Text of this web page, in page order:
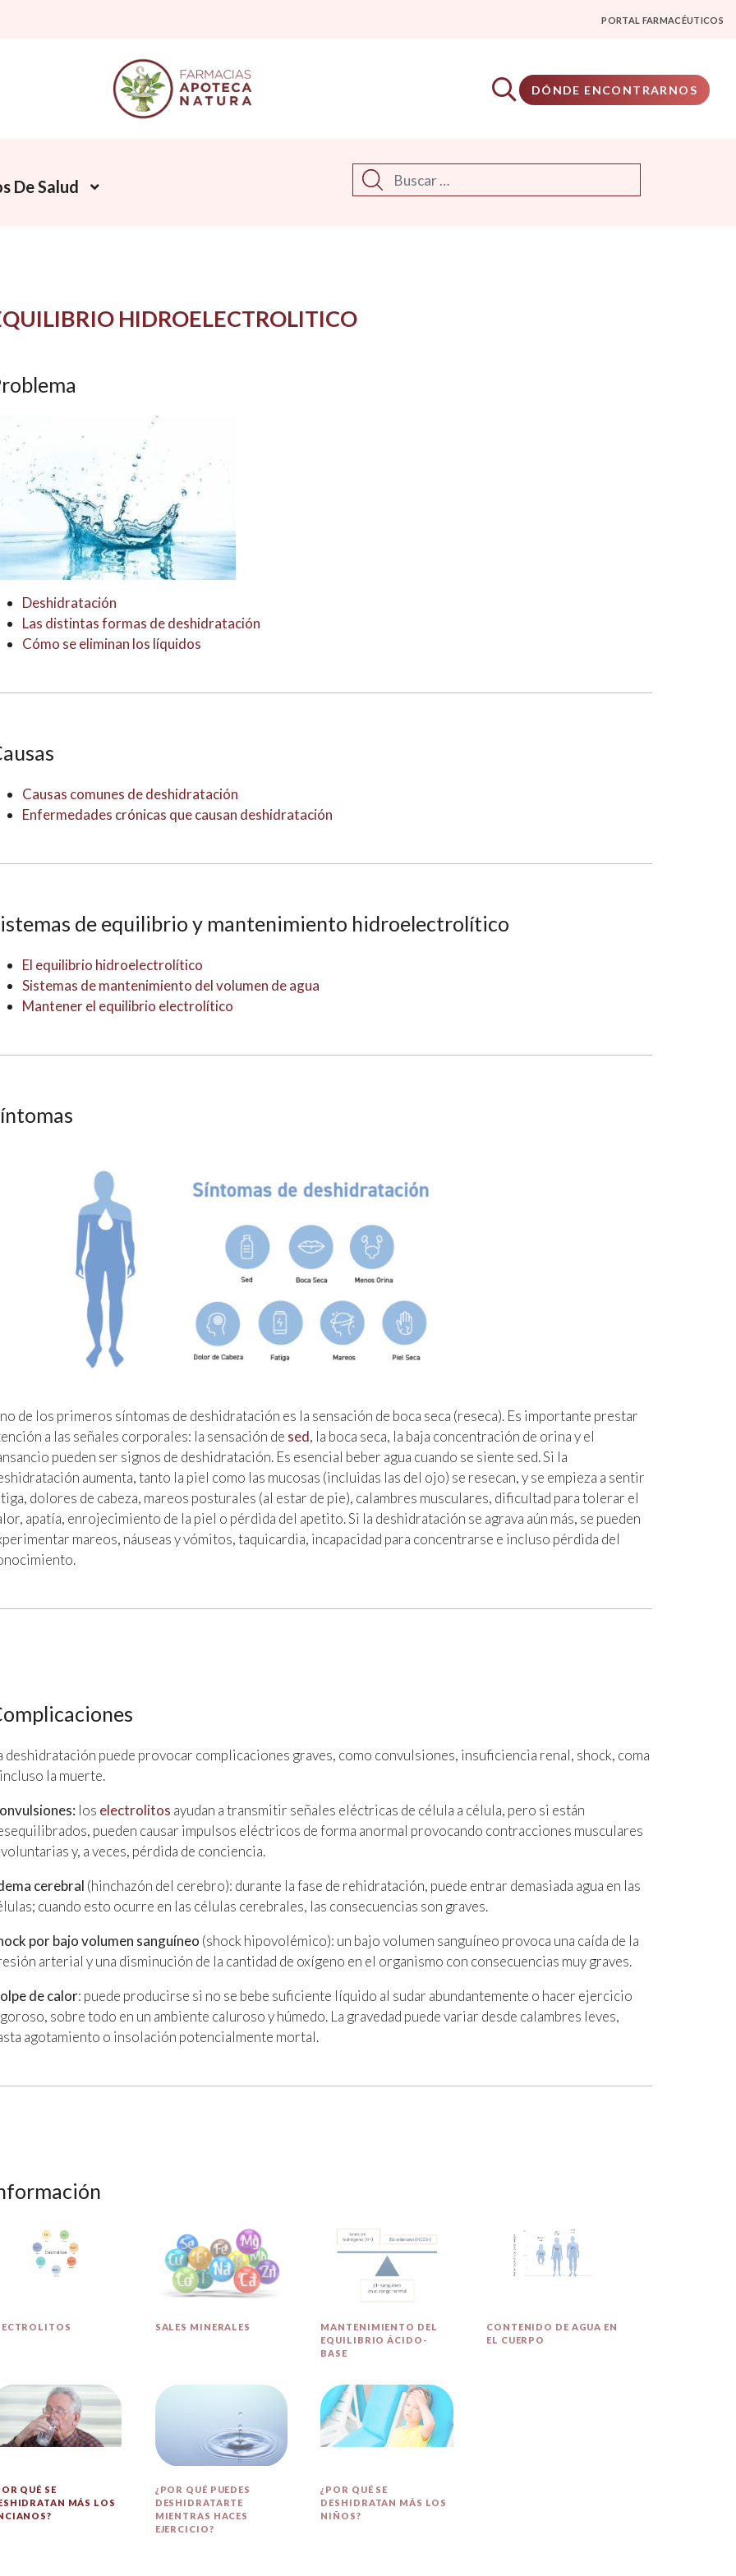
PORTAL FARMACÉUTICOS
DÓNDE ENCONTRARNOS
De Salud
Buscar
HIDROELECTROLITICO
Deshidratación
Las distintas formas de deshidratación
Cómo se eliminan los líquidos
Causas comunes de deshidratación
Enfermedades crónicas que causan deshidratación
de equilibrio y mantenimiento hidroelectrolítico
El equilibrio hidroelectrolítico
Sistemas de mantenimiento del volumen de agua
Mantener el equilibrio electrolítico
de los primeros síntomas de deshidratación es la sensación de boca seca (reseca). Es importante prestar
a las señales corporales: la sensación de sed, la boca seca, la baja concentración de orina y el
pueden ser signos de deshidratación. Es esencial beber agua cuando se siente sed. Si la
aumenta, tanto la piel como las mucosas (incluidas las del ojo) se resecan, y se empieza a sentir
dolores de cabeza, mareos posturales (al estar de pie), calambres musculares, dificultad para tolerar el
apatía, enrojecimiento de la piel o pérdida del apetito. Si la deshidratación se agrava aún más, se pueden
mareos, náuseas y vómitos, taquicardia, incapacidad para concentrarse e incluso pérdida del
deshidratación puede provocar complicaciones graves, como convulsiones, insuficiencia renal, shock, coma
la muerte.
los electrolitos ayudan a transmitir señales eléctricas de célula a célula, pero si están
pueden causar impulsos eléctricos de forma anormal provocando contracciones musculares
y, a veces, pérdida de conciencia.
cerebral (hinchazón del cerebro): durante la fase de rehidratación, puede entrar demasiada agua en las
cuando esto ocurre en las células cerebrales, las consecuencias son graves.
por bajo volumen sanguíneo (shock hipovolémico): un bajo volumen sanguíneo provoca una caída de la
arterial y una disminución de la cantidad de oxígeno en el organismo con consecuencias muy graves.
de calor: puede producirse si no se bebe suficiente líquido al sudar abundantemente o hacer ejercicio
sobre todo en un ambiente caluroso y húmedo. La gravedad puede variar desde calambres leves,
agotamiento o insolación potencialmente mortal.
SALES MINERALES
MANTENIMIENTO DEL
EQUILIBRIO ÁCIDO-
BASE
CONTENIDO DE AGUA EN
EL CUERPO
QUÉ SE
MÁS LOS
¿POR QUÉ PUEDES
DESHIDRATARTE
MIENTRAS HACES
EJERCICIO?
¿POR QUÉ SE
DESHIDRATAN MÁS LOS
NIÑOS?